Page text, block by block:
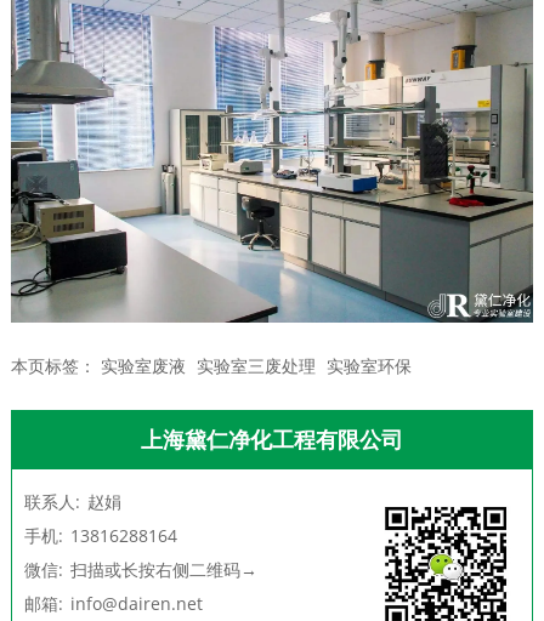
本页标签： 实验室废液 实验室三废处理 实验室环保
上海黛仁净化工程有限公司
联系人: 赵娟
手机: 13816288164
微信: 扫描或长按右侧二维码→
邮箱: info@dairen.net